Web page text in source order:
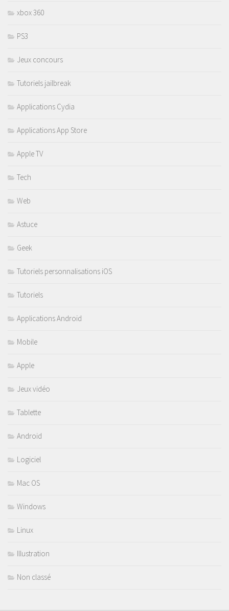
xbox 360
PS3
Jeux concours
Tutoriels jailbreak
Applications Cydia
Applications App Store
Apple TV
Tech
Web
Astuce
Geek
Tutoriels personnalisations iOS
Tutoriels
Applications Android
Mobile
Apple
Jeux vidéo
Tablette
Android
Logiciel
Mac OS
Windows
Linux
Illustration
Non classé